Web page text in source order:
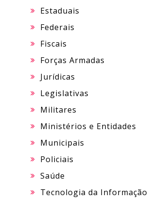
Estaduais
Federais
Fiscais
Forças Armadas
Jurídicas
Legislativas
Militares
Ministérios e Entidades
Municipais
Policiais
Saúde
Tecnologia da Informação